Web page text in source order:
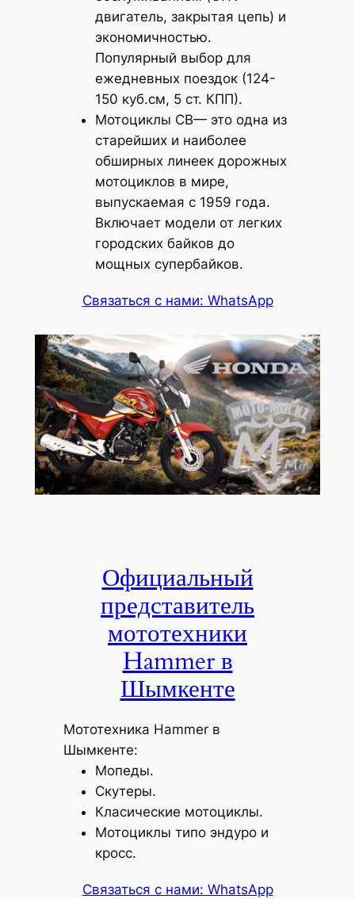
двигатель, закрытая цепь) и
экономичностью.
Популярный выбор для
ежедневных поездок (124-
150 куб.см, 5 ст. КПП).
Мотоциклы CB— это одна из
старейших и наиболее
обширных линеек дорожных
мотоциклов в мире,
выпускаемая с 1959 года.
Включает модели от легких
городских байков до
мощных супербайков.
Связаться с нами: WhatsApp
Официальный
представитель
мототехники
Hammer в
Шымкенте
Мототехника Hammer в
Шымкенте:
Мопеды.
Скутеры.
Класические мотоциклы.
Мотоциклы типо эндуро и
кросс.
Связаться с нами: WhatsApp